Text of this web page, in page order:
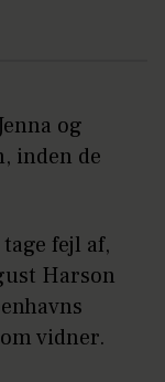
og
inden de
fejl af,
Harson
vidner.